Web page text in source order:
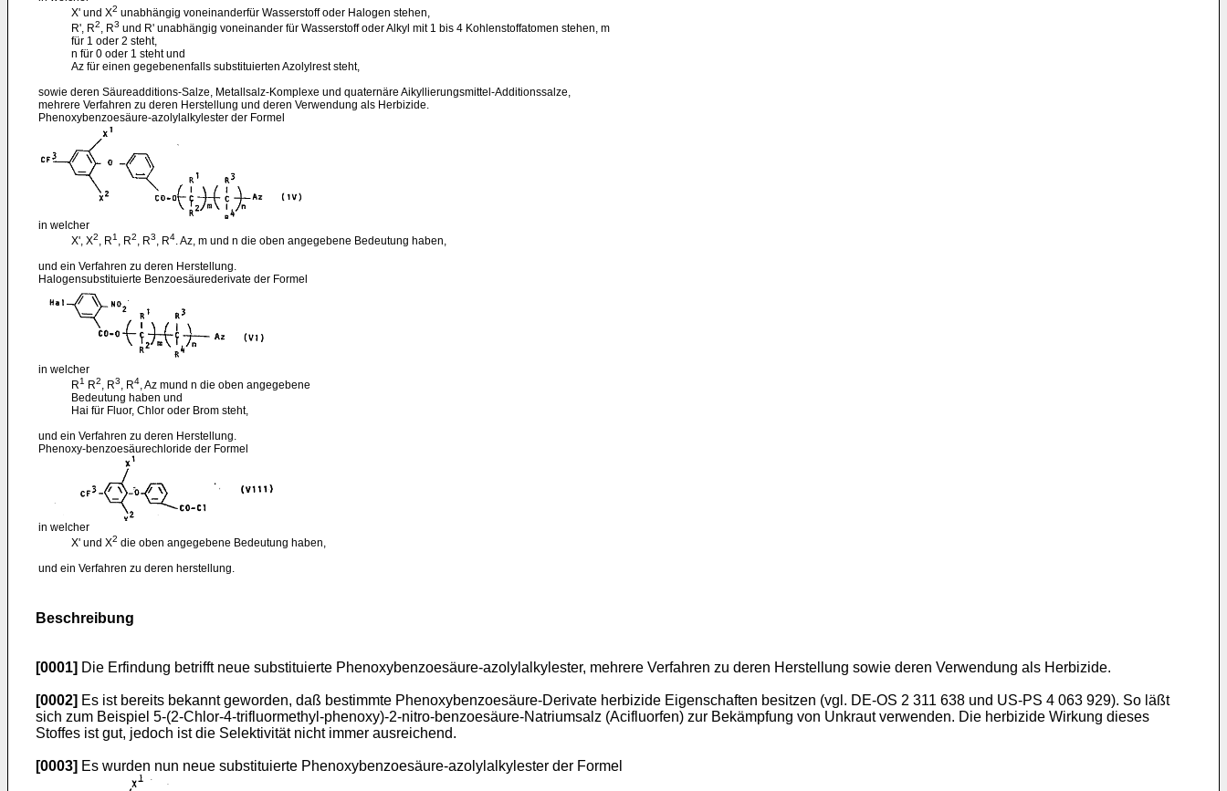
X' und X2 unabhängig voneinanderfür Wasserstoff oder Halogen stehen,
R', R2, R3 und R' unabhängig voneinander für Wasserstoff oder Alkyl mit 1 bis 4 Kohlenstoffatomen stehen, m
für 1 oder 2 steht,
n für 0 oder 1 steht und
Az für einen gegebenenfalls substituierten Azolylrest steht,
sowie deren Säureadditions-Salze, Metallsalz-Komplexe und quaternäre Aikyllierungsmittel-Additionssalze,
mehrere Verfahren zu deren Herstellung und deren Verwendung als Herbizide.
Phenoxybenzoesäure-azolylalkylester der Formel
in welcher
X', X2, R1 , R2, R3, R4. Az, m und n die oben angegebene Bedeutung haben,
und ein Verfahren zu deren Herstellung.
Halogensubstituierte Benzoesäurederivate der Formel
in welcher
R1 R2, R3, R4, Az mund n die oben angegebene
Bedeutung haben und
Hai für Fluor, Chlor oder Brom steht,
und ein Verfahren zu deren Herstellung.
Phenoxy-benzoesäurechloride der Formel
in welcher
X' und X2 die oben angegebene Bedeutung haben,
und ein Verfahren zu deren herstellung.
Beschreibung
[0001] Die Erfindung betrifft neue substituierte Phenoxybenzoesäure-azolylalkylester, mehrere Verfahren zu deren Herstellung sowie deren Verwendung als Herbizide.
[0002] Es ist bereits bekannt geworden, daß bestimmte Phenoxybenzoesäure-Derivate herbizide Eigenschaften besitzen (vgl. DE-OS 2 311 638 und US-PS 4 063 929). So läßt
sich zum Beispiel 5-(2-Chlor-4-trifluormethyl-phenoxy)-2-nitro-benzoesäure-Natriumsalz (Acifluorfen) zur Bekämpfung von Unkraut verwenden. Die herbizide Wirkung dieses
Stoffes ist gut, jedoch ist die Selektivität nicht immer ausreichend.
[0003] Es wurden nun neue substituierte Phenoxybenzoesäure-azolylalkylester der Formel